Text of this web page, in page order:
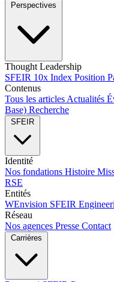
Perspectives
Thought Leadership
SFEIR 10x Index Position
Contenus
Tous les articles Actualités
Base) Recherche
SFEIR
Identité
Nos fondations Histoire
RSE
Entités
WEnvision SFEIR
Réseau
Nos agences Presse Contact
Carrières